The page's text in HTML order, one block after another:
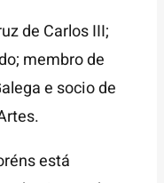
de Carlos III;
membro de
e socio de
está